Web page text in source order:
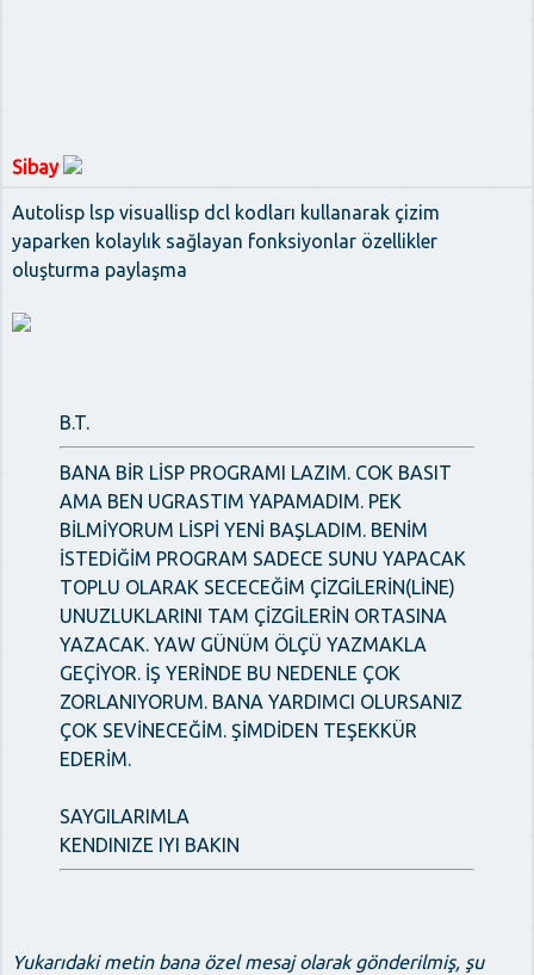
Sibay
Autolisp lsp visuallisp dcl kodları kullanarak çizim
yaparken kolaylık sağlayan fonksiyonlar özellikler
oluşturma paylaşma
B.T.
BANA BİR LİSP PROGRAMI LAZIM. COK BASIT
AMA BEN UGRASTIM YAPAMADIM. PEK
BİLMİYORUM LİSPİ YENİ BAŞLADIM. BENİM
İSTEDİĞİM PROGRAM SADECE SUNU YAPACAK
TOPLU OLARAK SECECEĞİM ÇİZGİLERİN(LİNE)
UNUZLUKLARINI TAM ÇİZGİLERİN ORTASINA
YAZACAK. YAW GÜNÜM ÖLÇÜ YAZMAKLA
GEÇİYOR. İŞ YERİNDE BU NEDENLE ÇOK
ZORLANIYORUM. BANA YARDIMCI OLURSANIZ
ÇOK SEVİNECEĞİM. ŞİMDİDEN TEŞEKKÜR
EDERİM.
SAYGILARIMLA
KENDINIZE IYI BAKIN
Yukarıdaki metin bana özel mesaj olarak gönderilmiş, şu